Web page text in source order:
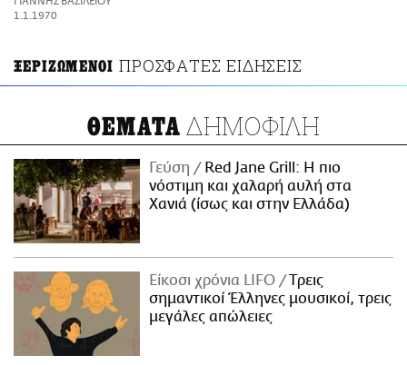
ΑΜΠΑ
1.1.1970
ΞΕΡΙΖΩΜΕΝΟΙ ΠΡΟΣΦΑΤΕΣ ΕΙΔΗΣΕΙΣ
ΘΕΜΑΤΑ ΔΗΜΟΦΙΛΗ
Γεύση
Red Jane Grill: Η πιο
νόστιμη και χαλαρή αυλή στα
Χανιά (ίσως και στην Ελλάδα)
Είκοσι χρόνια LIFO
Tρεις
σημαντικοί Έλληνες μουσικοί, τρεις
μεγάλες απώλειες